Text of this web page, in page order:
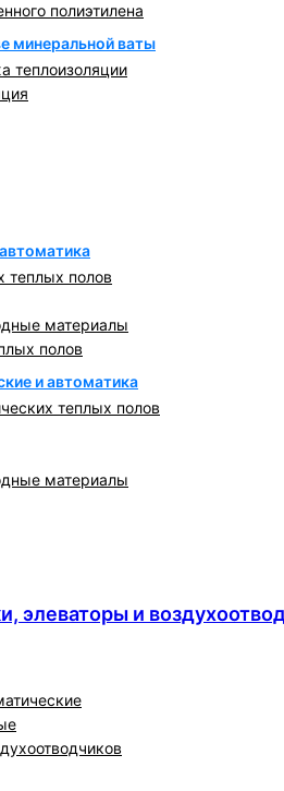
полиэтилена
минеральной ваты
теплоизоляции
теплых полов
материалы
полов
и автоматика
теплых полов
материалы
элеваторы и